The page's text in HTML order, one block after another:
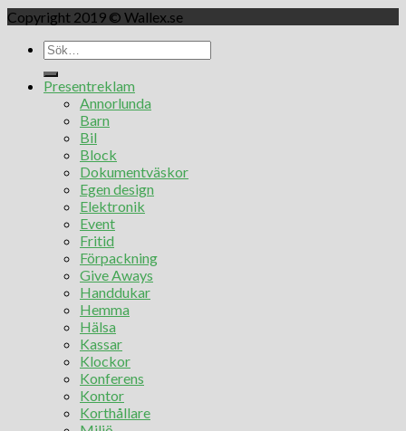
Copyright 2019 © Wallex.se
Presentreklam
Annorlunda
Barn
Bil
Block
Dokumentväskor
Egen design
Elektronik
Event
Fritid
Förpackning
Give Aways
Handdukar
Hemma
Hälsa
Kassar
Klockor
Konferens
Kontor
Korthållare